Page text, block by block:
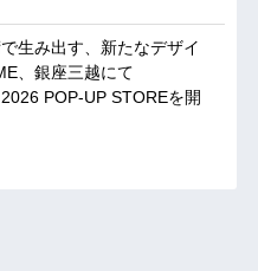
生み出す、新たなデザイ
、銀座三越にて
POP-UP STOREを開